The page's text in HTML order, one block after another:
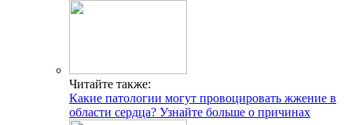
Читайте также:
Какие патологии могут провоцировать жжение в
области сердца? Узнайте больше о причинах